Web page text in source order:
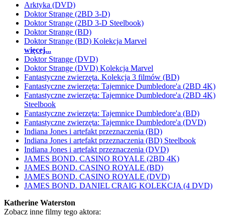
Arktyka (DVD)
Doktor Strange (2BD 3-D)
Doktor Strange (2BD 3-D Steelbook)
Doktor Strange (BD)
Doktor Strange (BD) Kolekcja Marvel
więcej...
Doktor Strange (DVD)
Doktor Strange (DVD) Kolekcja Marvel
Fantastyczne zwierzęta. Kolekcja 3 filmów (BD)
Fantastyczne zwierzęta: Tajemnice Dumbledore'a (2BD 4K)
Fantastyczne zwierzęta: Tajemnice Dumbledore'a (2BD 4K)
Steelbook
Fantastyczne zwierzęta: Tajemnice Dumbledore'a (BD)
Fantastyczne zwierzęta: Tajemnice Dumbledore'a (DVD)
Indiana Jones i artefakt przeznaczenia (BD)
Indiana Jones i artefakt przeznaczenia (BD) Steelbook
Indiana Jones i artefakt przeznaczenia (DVD)
JAMES BOND. CASINO ROYALE (2BD 4K)
JAMES BOND. CASINO ROYALE (BD)
JAMES BOND. CASINO ROYALE (DVD)
JAMES BOND. DANIEL CRAIG KOLEKCJA (4 DVD)
Katherine Waterston
Zobacz inne filmy tego aktora: